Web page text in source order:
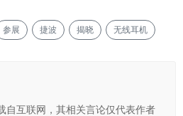
参展 捷波 揭晓 无线耳机
自互联网，其相关言论仅代表作者